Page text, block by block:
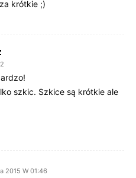
krótkie ;)
szkic. Szkice są krótkie ale
2015 W 01:46